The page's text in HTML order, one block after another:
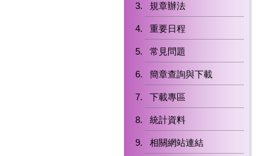
規章辦法
重要日程
常見問題
簡章查詢與下載
下載專區
統計資料
相關網站連結